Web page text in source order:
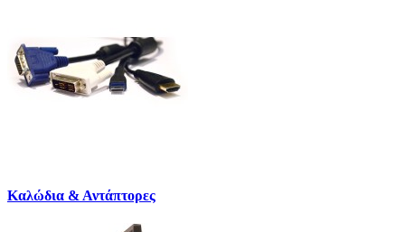
Καλώδια & Αντάπτορες